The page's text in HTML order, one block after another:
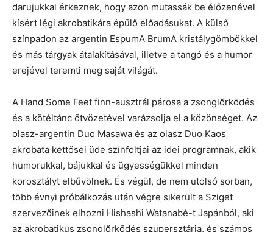
darujukkal érkeznek, hogy azon mutassák be élőzenével
kísért légi akrobatikára épülő előadásukat. A külső
színpadon az argentin EspumA BrumA kristálygömbökkel
és más tárgyak átalakításával, illetve a tangó és a humor
erejével teremti meg saját világát.
A Hand Some Feet finn-ausztrál párosa a zsonglőrködés
és a kötéltánc ötvözetével varázsolja el a közönséget. Az
olasz-argentin Duo Masawa és az olasz Duo Kaos
akrobata kettősei üde színfoltjai az idei programnak, akik
humorukkal, bájukkal és ügyességükkel minden
korosztályt elbűvölnek. És végül, de nem utolsó sorban,
több évnyi próbálkozás után végre sikerült a Sziget
szervezőinek elhozni Hishashi Watanabé-t Japánból, aki
az akrobatikus zsonglőrködés szupersztárja, és számos